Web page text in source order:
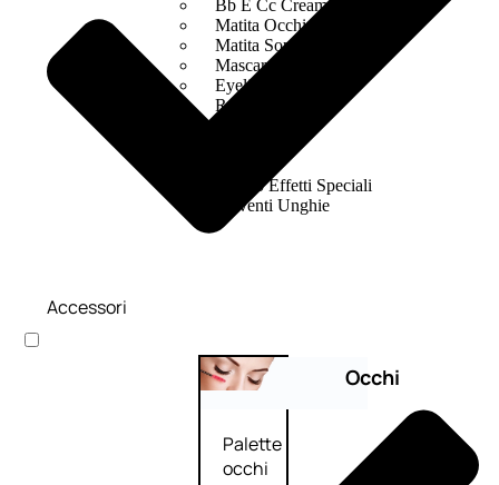
Bb E Cc Cream
Matita Occhi
Matita Sopracciglia
Mascara
Eyeliner
Rossetto
Smalto Effetti Speciali
Solventi Unghie
Occhi
Palette
occhi
Accessori